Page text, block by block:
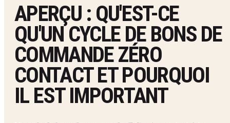
APERÇU : QU'EST-CE
QU'UN CYCLE DE BONS DE
COMMANDE ZÉRO
CONTACT ET POURQUOI
IL EST IMPORTANT